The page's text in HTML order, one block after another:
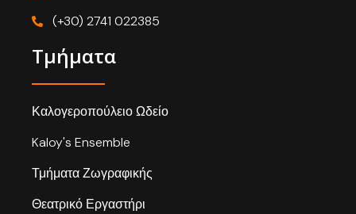
(+30) 2741 022385
Τμήματα
Καλογεροπούλειο Ωδείο
Kaloy's Ensemble
Τμήματα Ζωγραφικής
Θεατρικό Εργαστήρι